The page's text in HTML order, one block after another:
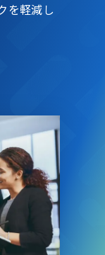
を軽減し